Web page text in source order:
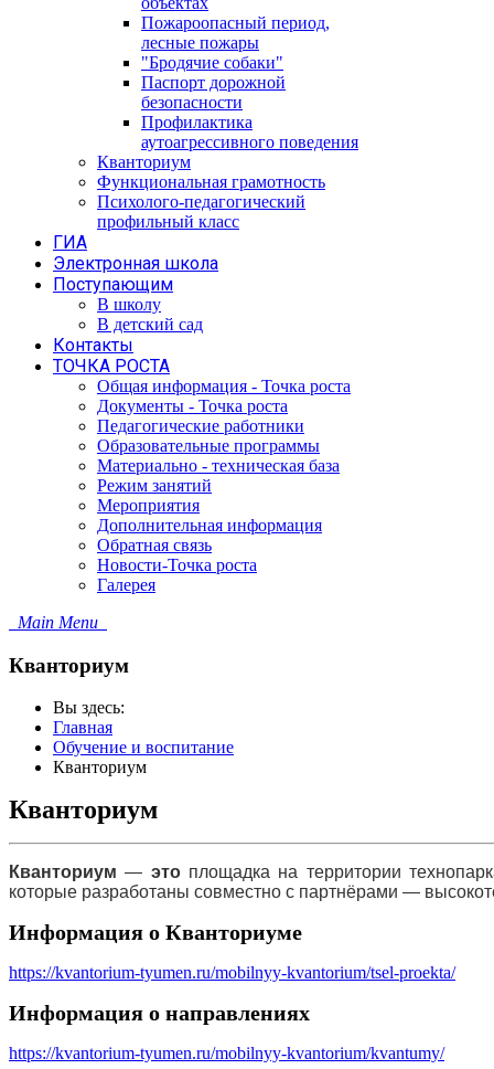
Пожароопасный период,
лесные пожары
"Бродячие собаки"
Паспорт дорожной
безопасности
Профилактика
аутоагрессивного поведения
Кванториум
Функциональная грамотность
Психолого-педагогический
профильный класс
ГИА
Электронная школа
Поступающим
В школу
В детский сад
Контакты
ТОЧКА РОСТА
Общая информация - Точка роста
Документы - Точка роста
Педагогические работники
Образовательные программы
Материально - техническая база
Режим занятий
Мероприятия
Дополнительная информация
Обратная связь
Новости-Точка роста
Галерея
Main Menu
Кванториум
Вы здесь:
Главная
Обучение и воспитание
Кванториум
Кванториум
Кванториум — этоплощадка на территории
которые разработаны совместно с партнёрами —
Информация о Кванториуме
https://kvantorium-tyumen.ru/mobilnyy-kvantorium/tsel-proekta/
Информация о направлениях
https://kvantorium-tyumen.ru/mobilnyy-kvantorium/kvantumy/